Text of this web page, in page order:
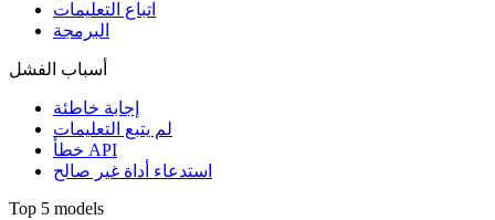
اتباع التعليمات
البرمجة
أسباب الفشل
إجابة خاطئة
لم يتبع التعليمات
خطأ API
استدعاء أداة غير صالح
Top 5 models